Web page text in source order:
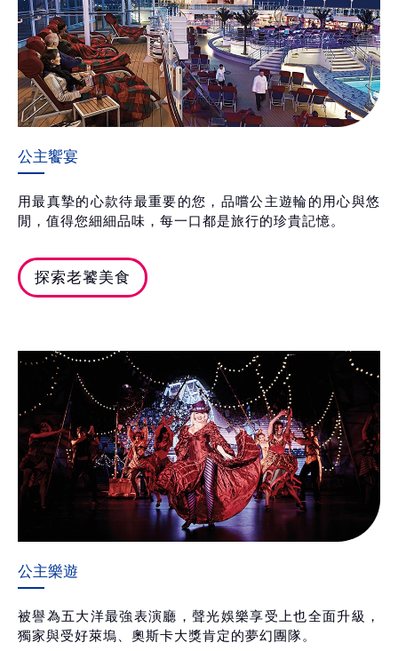
公主饗宴
用最真摯的心款待最重要的您，品嚐公主遊輪的用心與悠
閒，值得您細細品味，每一口都是旅行的珍貴記憶。
探索老饕美食
公主樂遊
被譽為五大洋最強表演廳，聲光娛樂享受上也全面升級，
獨家與受好萊塢、奧斯卡大獎肯定的夢幻團隊。